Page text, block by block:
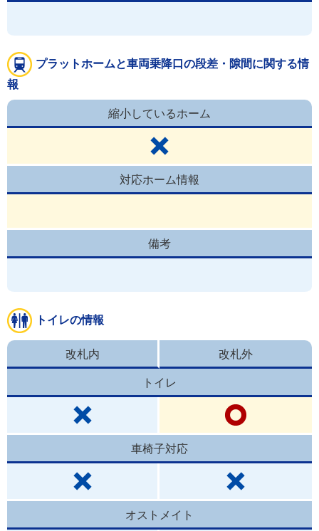
プラットホームと車両乗降口の段差・隙間に関する情
報
縮小しているホーム
対応ホーム情報
備考
トイレの情報
改札内 改札外
トイレ
車椅子対応
オストメイト